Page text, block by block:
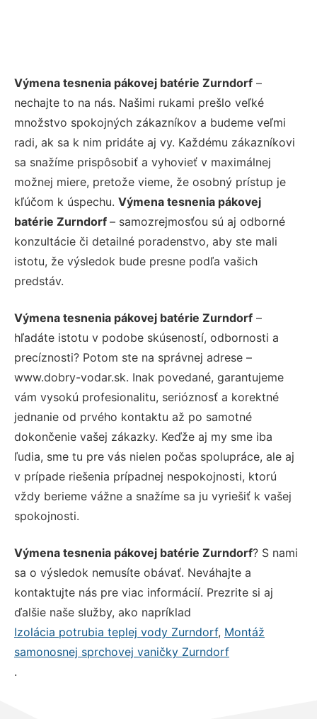
Výmena tesnenia pákovej batérie Zurndorf –
nechajte to na nás. Našimi rukami prešlo veľké
množstvo spokojných zákazníkov a budeme veľmi
radi, ak sa k nim pridáte aj vy. Každému zákazníkovi
sa snažíme prispôsobiť a vyhovieť v maximálnej
možnej miere, pretože vieme, že osobný prístup je
kľúčom k úspechu. Výmena tesnenia pákovej
batérie Zurndorf – samozrejmosťou sú aj odborné
konzultácie či detailné poradenstvo, aby ste mali
istotu, že výsledok bude presne podľa vašich
predstáv.
Výmena tesnenia pákovej batérie Zurndorf –
hľadáte istotu v podobe skúseností, odbornosti a
precíznosti? Potom ste na správnej adrese –
www.dobry-vodar.sk. Inak povedané, garantujeme
vám vysokú profesionalitu, serióznosť a korektné
jednanie od prvého kontaktu až po samotné
dokončenie vašej zákazky. Keďže aj my sme iba
ľudia, sme tu pre vás nielen počas spolupráce, ale aj
v prípade riešenia prípadnej nespokojnosti, ktorú
vždy berieme vážne a snažíme sa ju vyriešiť k vašej
spokojnosti.
Výmena tesnenia pákovej batérie Zurndorf? S nami
sa o výsledok nemusíte obávať. Neváhajte a
kontaktujte nás pre viac informácií. Prezrite si aj
ďalšie naše služby, ako napríklad
Izolácia potrubia teplej vody Zurndorf, Montáž
samonosnej sprchovej vaničky Zurndorf
.